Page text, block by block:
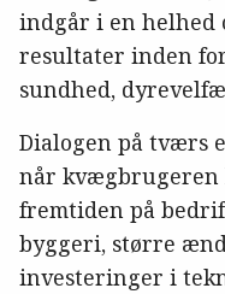
indgår i en helhed
resultater inden
sundhed,
Dialogen på tværs
når
fremtiden på
byggeri, større
investeringer i